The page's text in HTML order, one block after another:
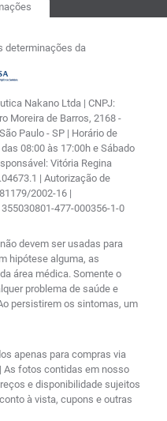
determinações da
Nakano Ltda | CNPJ:
Moreira de Barros, 2168 -
Paulo - SP | Horário de
08:00 às 17:00h e Sábado
Vitória Regina
| Autorização de
2002-16 |
477-000356-1-0
devem ser usadas para
hipótese alguma, as
área médica. Somente o
problema de saúde e
persistirem os sintomas, um
apenas para compras via
As fotos contidas em nosso
e disponibilidade sujeitos
à vista, cupons e outras